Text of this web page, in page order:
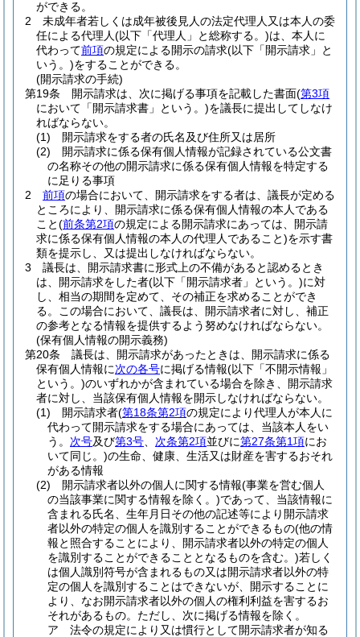
ができる。
2
未成年者若しくは成年被後見人の法定代理人又は本人の委
任による代理人(以下「代理人」と総称する。)は、本人に
代わって前項の規定による開示の請求(以下「開示請求」と
いう。)をすることができる。
(開示請求の手続)
第19条
開示請求は、次に掲げる事項を記載した書面(第3項
において「開示請求書」という。)を議長に提出してしなけ
ればならない。
(1)
開示請求をする者の氏名及び住所又は居所
(2)
開示請求に係る保有個人情報が記録されている公文書
の名称その他の開示請求に係る保有個人情報を特定する
に足りる事項
2
前項の場合において、開示請求をする者は、議長が定める
ところにより、開示請求に係る保有個人情報の本人である
こと(前条第2項の規定による開示請求にあっては、開示請
求に係る保有個人情報の本人の代理人であること)を示す書
類を提示し、又は提出しなければならない。
3
議長は、開示請求書に形式上の不備があると認めるとき
は、開示請求をした者(以下「開示請求者」という。)に対
し、相当の期間を定めて、その補正を求めることができ
る。
この場合において、議長は、開示請求者に対し、補正
の参考となる情報を提供するよう努めなければならない。
(保有個人情報の開示義務)
第20条
議長は、開示請求があったときは、開示請求に係る
保有個人情報に次の各号に掲げる情報(以下「不開示情報」
という。)のいずれかが含まれている場合を除き、開示請求
者に対し、当該保有個人情報を開示しなければならない。
(1)
開示請求者(第18条第2項の規定により代理人が本人に
代わって開示請求をする場合にあっては、当該本人をい
う。 次号及び第3号 次条第2項並びに第27条第1項にお
いて同じ。)の生命、健康、生活又は財産を害するおそれ
がある情報
(2)
開示請求者以外の個人に関する情報(事業を営む個人
の当該事業に関する情報を除く。)であって、当該情報に
含まれる氏名、生年月日その他の記述等により開示請求
者以外の特定の個人を識別することができるもの(他の情
報と照合することにより、開示請求者以外の特定の個人
を識別することができることとなるものを含む。)若しく
は個人識別符号が含まれるもの又は開示請求者以外の特
定の個人を識別することはできないが、開示することに
より、なお開示請求者以外の個人の権利利益を害するお
それがあるもの。 ただし、次に掲げる情報を除く。
ア
法令の規定により又は慣行として開示請求者が知る